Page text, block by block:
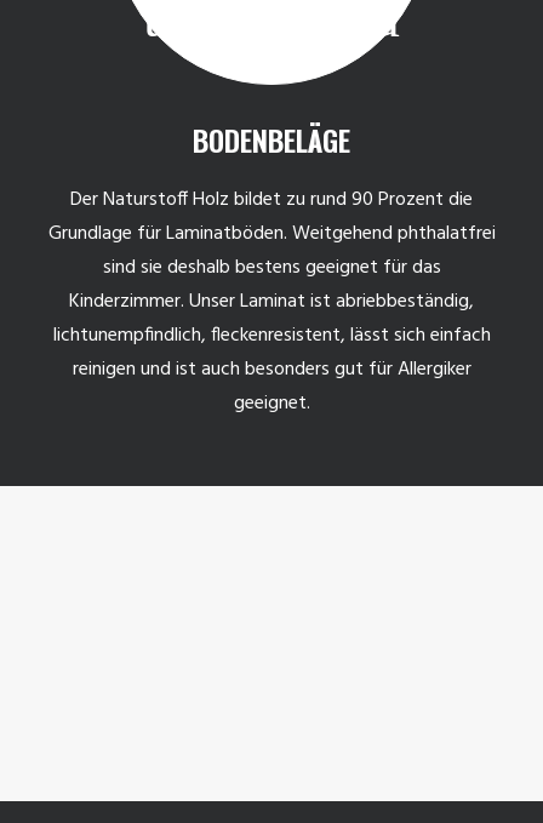
BODENBELÄGE
Der Naturstoff Holz bildet zu rund 90 Prozent die
Grundlage für Laminatböden. Weitgehend phthalatfrei
sind sie deshalb bestens geeignet für das
Kinderzimmer. Unser Laminat ist abriebbeständig,
lichtunempfindlich, fleckenresistent, lässt sich einfach
reinigen und ist auch besonders gut für Allergiker
geeignet.